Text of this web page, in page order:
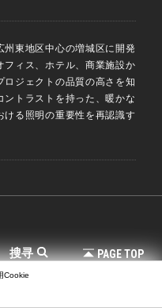
東地区中心の増城区に開発
フィス、ホテル、商業施設か
ロジェクトの品質の高さを知
ントラストを持った、暖かな
る照明の重要性を再認識す
搜寻 PAGE TOP
ASSOCIATES
Cookie